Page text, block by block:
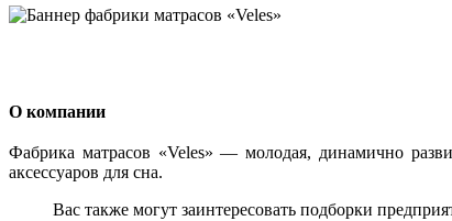
О компании
Фабрика матрасов «Veles» — молодая, динамично
аксессуаров для сна.
Вас также могут заинтересовать подборки